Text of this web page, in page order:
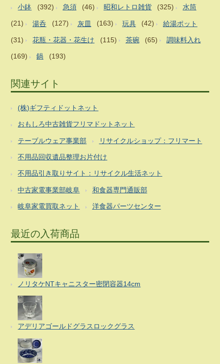
小鉢 (392) 急須 (46) 昭和レトロ雑貨 (325) 水筒
(21) 湯呑 (127) 灰皿 (163) 玩具 (42) 給湯ポット
(31) 花瓶・花器・花生け (115) 茶碗 (65) 調味料入れ
(169) 鍋 (193)
関連サイト
(株)ギフティドットネット
おもしろ中古雑貨フリマドットネット
テーブルウェア事業部 リサイクルショップ：フリマート
不用品回収遺品整理お片付け
不用品引き取りサイト：リサイクル生活ネット
中古家電事業部岐阜 和食器専門通販部
岐阜家電買取ネット 洋食器パーツセンター
最近の入荷商品
ノリタケNTキャニスター密閉容器14cm
アデリアゴールドグラスロックグラス